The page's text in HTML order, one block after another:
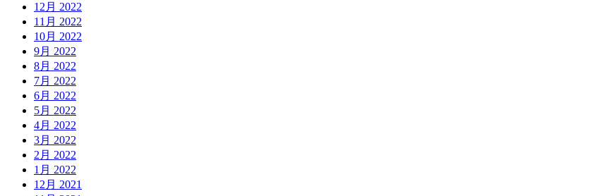
12月 2022
11月 2022
10月 2022
9月 2022
8月 2022
7月 2022
6月 2022
5月 2022
4月 2022
3月 2022
2月 2022
1月 2022
12月 2021